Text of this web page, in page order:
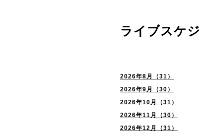
2026年8月（31）
2026年9月（30）
2026年10月（31）
2026年11月（30）
2026年12月（31）
ライブスケ